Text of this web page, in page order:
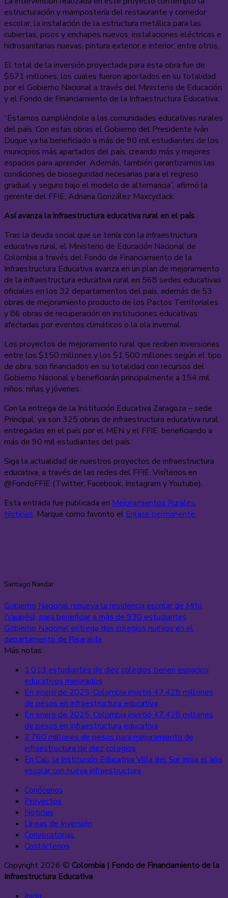
estructuración y mampostería del restaurante y comedor
escolar, la instalación de la estructura metálica para las
cubiertas, pisos y enchapes nuevos, instalaciones eléctricas e
hidrosanitarias nuevas, pintura exterior e interior, entre otros.
El total de la inversión proyectada para esta obra fue de
$571 millones, los cuales fueron aportados en su totalidad
por el Gobierno Nacional a través del Ministerio de Educación
y el Fondo de Financiamiento de la Infraestructura Educativa.
“Estamos cumpliéndole a las comunidades educativas rurales
del país. Con estas obras el Gobierno del Presidente Iván
Duque ya ha beneficiado a más de 90 mil estudiantes de los
municipios más apartados del país, creando más y mejores
espacios para aprender. Además, también garantizamos las
condiciones de bioseguridad necesarias para el regreso
gradual y seguro bajo el modelo de alternancia”, afirmó la
gerente del FFIE, Adriana González Maxcyclack.
Así avanza la infraestructura educativa rural en el país
Tras la deuda social que se tenía con la infraestructura
educativa rural, el Ministerio de Educación Nacional de
Colombia a través del Fondo de Financiamiento de la
Infraestructura Educativa avanza en un plan de mejoramiento
de la infraestructura educativa rural en 568 sedes educativas
oficiales en los 32 departamentos del país, además de 53
obras de mejoramiento producto de los Pactos Territoriales
y 86 obras de recuperación en instituciones educativas
afectadas por eventos climáticos o la ola invernal.
Los proyectos de mejoramiento rural que reciben inversiones
entre los $150 millones y los $1.500 millones según el tipo
de obra, son financiados en su totalidad con recursos del
Gobierno Nacional y beneficiarán principalmente a 154 mil
niños, niñas y jóvenes.
Con la entrega de la Institución Educativa Zaragoza – sede
Principal, ya son 325 obras de infraestructura educativa rural
entregadas en el país por el MEN y el FFIE, beneficiando a
más de 90 mil estudiantes del país.
Siga la actualidad de nuestros proyectos de infraestructura
educativa, a través de las redes del FFIE. Visítenos en
@FondoFFIE (Twitter, Facebook, Instagram y Youtube).
Esta entrada fue publicada en Mejoramientos Rurales,
Noticias. Marque como favorito el Enlace permanente.
Santiago Nandar
Gobierno Nacional renueva la residencia escolar de Mitú
(Vaupés), para beneficiar a más de 930 estudiantes
Gobierno Nacional entrega dos colegios nuevos en el
departamento de Risaralda
Más notas:
1.013 estudiantes de diez colegios tienen espacios
educativos mejorados
En enero de 2025, Colombia invirtió 47.428 millones
de pesos en infraestructura educativa
En enero de 2025, Colombia invirtió 47.428 millones
de pesos en infraestructura educativa
2.760 millones de pesos para mejoramiento de
infraestructura de diez colegios
En Cali, la Institución Educativa Villa del Sur inicia el año
escolar con nueva infraestructura
Conócenos
Proyectos
Noticias
Líneas de Inversión
Convocatorias
Contáctenos
Copyright 2026 © Colombia | Fondo de Financiamiento de la
Infraestructura Educativa